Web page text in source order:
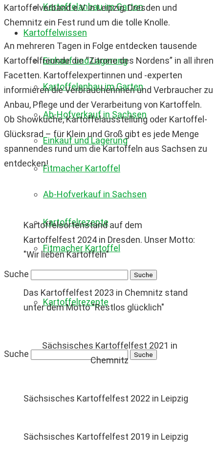
Kartoffelanbau im Garten
Einkauf und Lagerung
Ab-Hofverkauf in Sachsen
Fitmacher Kartoffel
Kartoffelrezepte
Suche
Kartoffelwissen
Kartoffelanbau im Garten
Einkauf und Lagerung
Ab-Hofverkauf in Sachsen
Fitmacher Kartoffel
Kartoffelrezepte
Suche
Kartoffelverband e.V. in Leipzig, Dresden und
Chemnitz ein Fest rund um die tolle Knolle.
An mehreren Tagen in Folge entdecken tausende
Kartoffelfreunde die “Zitrone des Nordens” in all ihren
Facetten. Kartoffelexpertinnen und -experten
informieren die Verbraucherinnen und Verbraucher zu
Anbau, Pflege und der Verarbeitung von Kartoffeln.
Ob Showküche, Kartoffelausstellung oder Kartoffel-
Glücksrad – für Klein und Groß gibt es jede Menge
spannendes rund um die Kartoffeln aus Sachsen zu
entdecken!
Kartoffelsortenstand auf dem
Kartoffelfest 2024 in Dresden. Unser Motto:
"Wir lieben Kartoffeln"
Das Kartoffelfest 2023 in Chemnitz stand
unter dem Motto "Restlos glücklich"
Sächsisches Kartoffelfest 2021 in
Chemnitz
Sächsisches Kartoffelfest 2022 in Leipzig
Sächsisches Kartoffelfest 2019 in Leipzig